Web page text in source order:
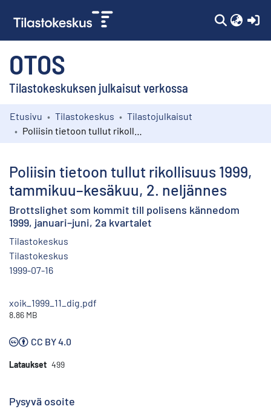
OTOS
Tilastokeskuksen julkaisut verkossa
Kokoelmat
Etusivu Tilastokeskus
Tilastojulkaisut
Poliisin tietoon tullut rikollisuus 1999,
tammikuu–kesäkuu, 2. neljännes
Brottslighet som kommit till polisens kännedom
1999, januari–juni, 2a kvartalet
Tilastokeskus
Tilastokeskus
1999-07-16
xoik_1999_11_dig.pdf
8.86 MB
CC BY 4.0
Lataukset 499
Pysyvä osoite